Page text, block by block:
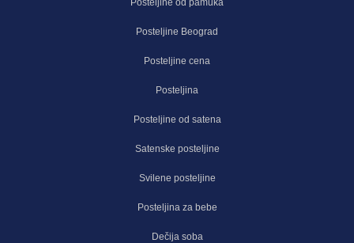
Posteljine od pamuka
Posteljine Beograd
Posteljine cena
Posteljina
Posteljine od satena
Satenske posteljine
Svilene posteljine
Posteljina za bebe
Dečija soba